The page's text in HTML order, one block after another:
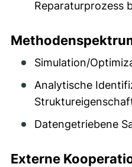
Reparaturprozess
Simulation/
Analytische
Datengetriebene
Externe